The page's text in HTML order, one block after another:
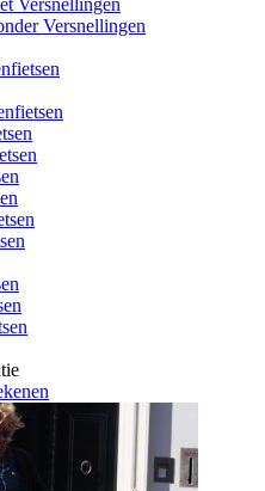
Versnellingen
Versnellingen